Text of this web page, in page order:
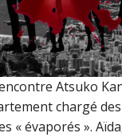
Atsuko
chargé des
« évaporés ».